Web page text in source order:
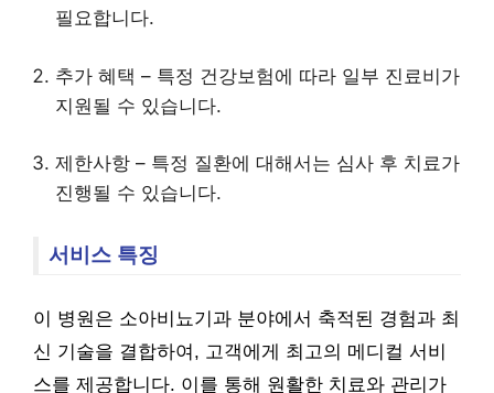
필요합니다.
추가 혜택 – 특정 건강보험에 따라 일부 진료비가
지원될 수 있습니다.
제한사항 – 특정 질환에 대해서는 심사 후 치료가
진행될 수 있습니다.
서비스 특징
이 병원은 소아비뇨기과 분야에서 축적된 경험과 최
신 기술을 결합하여, 고객에게 최고의 메디컬 서비
스를 제공합니다. 이를 통해 원활한 치료와 관리가